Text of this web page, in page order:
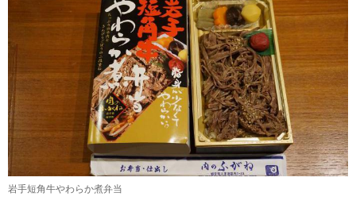
岩手短角牛やわらか煮弁当